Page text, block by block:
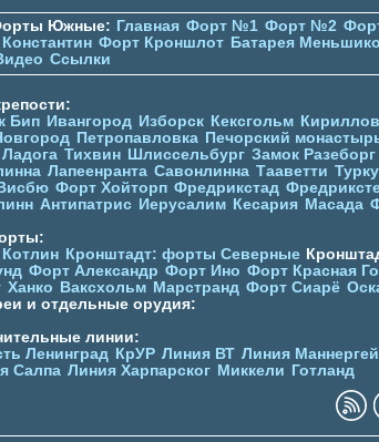
Южные: Главная Форт №1 Форт №2
Форт Кроншлот Батарея
Ссылки
Бип Ивангород Изборск Кексгольм
Петропавловка Печорcкий
Тихвин Шлиссельбург Замок Разеборг
Лапеенранта Савонлинна Тааветти Турку
Висбю Форт Хойторп Фредрикстад
Антипатрис Иерусалим Кесария Масада
Кронштадт: форты Северные
Форт Александр Форт Ино Форт Красная
Ханко Ваксхольм Марстранд Форт Сиарё
и отдельные орудия:
линии:
Ленинград КрУР Линия ВТ Линия
Салпа Линия Харпарског Миккели
Готланд